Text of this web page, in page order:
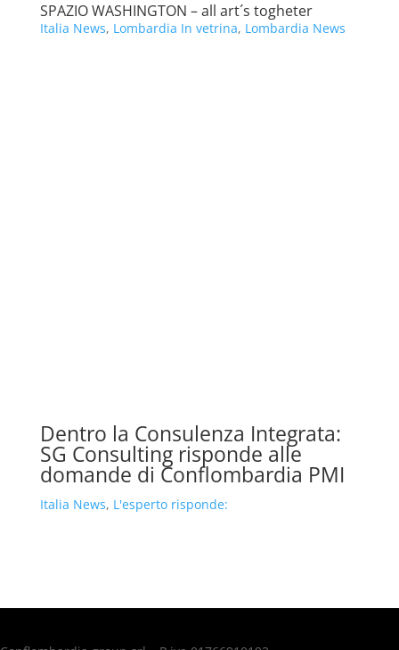
SPAZIO WASHINGTON – all art´s togheter
Italia News, Lombardia In vetrina, Lombardia News
Dentro la Consulenza Integrata:
SG Consulting risponde alle
domande di Conflombardia PMI
Italia News, L'esperto risponde: